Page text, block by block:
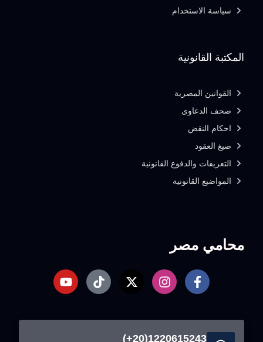
محامي مصر
1220615243(20+)
المكتبة القانونية
القوانين المصرية
صحف الدعاوى
احكام النقض
صيغ العقود
التعريفات والدفوع القانونية
المواضيع القانونية
سياسة الاستخدام